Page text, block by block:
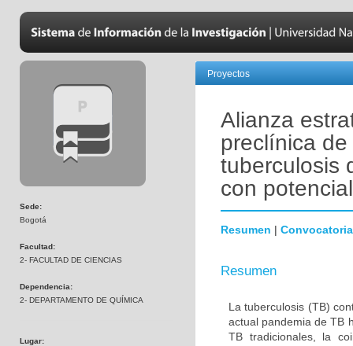
Sede:
Bogotá
Facultad:
2- FACULTAD DE CIENCIAS
Dependencia:
2- DEPARTAMENTO DE QUÍMICA
Lugar:
Proyectos
Alianza
preclínica
tuberculosis
con
Resumen | Convocatoria
Resumen
La tuberculosis (TB)
actual pandemia de TB
TB tradicionales, la